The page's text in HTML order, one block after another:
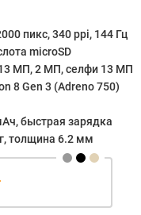
пикс, 340 ppi, 144 Гц
microSD
МП, 2 МП, селфи 13 МП
8 Gen 3 (Adreno 750)
быстрая зарядка
толщина 6.2 мм